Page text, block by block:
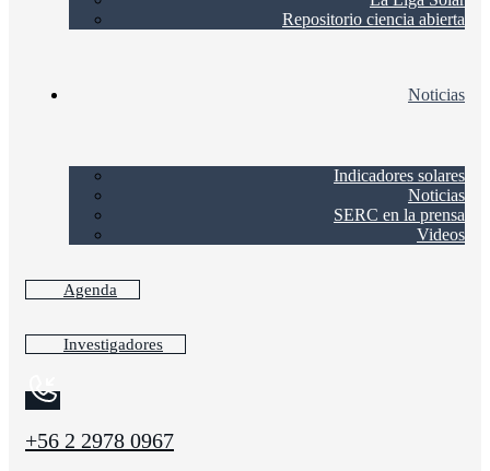
Repositorio ciencia abierta
Noticias
Indicadores solares
Noticias
SERC en la prensa
Videos
Agenda
Investigadores
+56 2 2978 0967